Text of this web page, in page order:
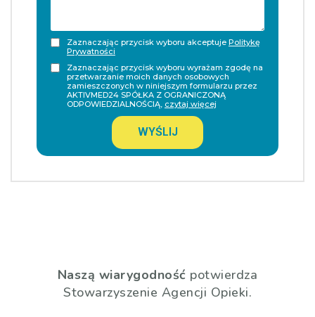
Zaznaczając przycisk wyboru akceptuje Politykę
Prywatności
Zaznaczając przycisk wyboru wyrażam zgodę na
przetwarzanie moich danych osobowych
zamieszczonych w niniejszym formularzu przez
AKTIVMED24 SPÓŁKA Z OGRANICZONĄ
ODPOWIEDZIALNOŚCIĄ, czytaj więcej
WYŚLIJ
Naszą wiarygodność potwierdza
Stowarzyszenie Agencji Opieki.